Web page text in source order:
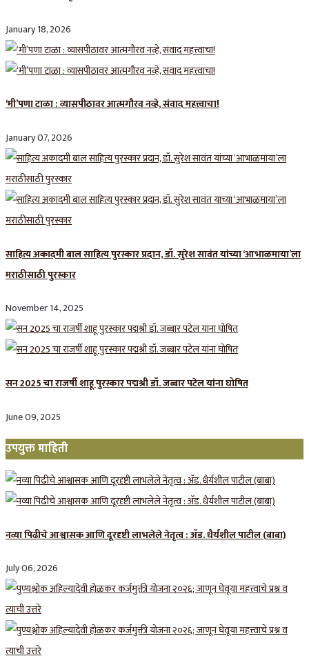
January 18, 2026
‘मी’पणा टाळा : व्यासपीठावर आत्मगौरव नव्हे, संवाद महत्त्वाचा!
January 07, 2026
साहित्य अकादमी बाल साहित्य पुरस्कार प्रदान, डॉ. सुरेश सावंत यांच्या ‘आभाळमाया’ला
मराठीसाठी पुरस्कार
November 14, 2025
सन 2025 चा राजर्षी शाहू पुरस्कार प‌द्मश्री डॉ. जब्बार पटेल यांना घोषित
June 09, 2025
उपयुक्त माहिती
नव्या पिढीचे आश्वासक आणि दूरदृष्टी लाभलेले नेतृत्व : ॲड. धैर्यशील पाटील (बाबा)
July 06, 2026